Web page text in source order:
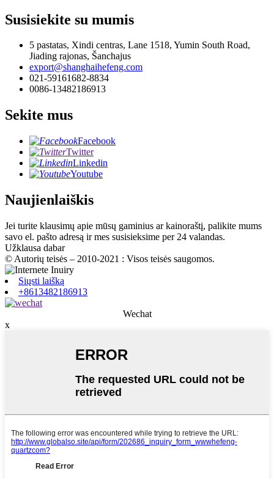
Susisiekite su mumis
5 pastatas, Xindi centras, Lane 1518, Yumin South Road,
Jiading rajonas, Šanchajus
export@shanghaihefeng.com
021-59161682-8834
0086-13482186913
Sekite mus
Facebook
Twitter
Linkedin
Youtube
Naujienlaiškis
Jei turite klausimų apie mūsų gaminius ar kainoraštį, palikite mums
savo el. pašto adresą ir mes susisieksime per 24 valandas.
Užklausa dabar
© Autorių teisės – 2010-2021 : Visos teisės saugomos.
Siųsti laišką
+8613482186913
Wechat
x